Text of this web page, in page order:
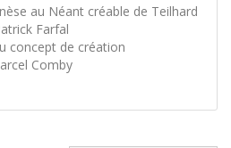
au Néant créable de Teilhard
Farfal
concept de création
Comby